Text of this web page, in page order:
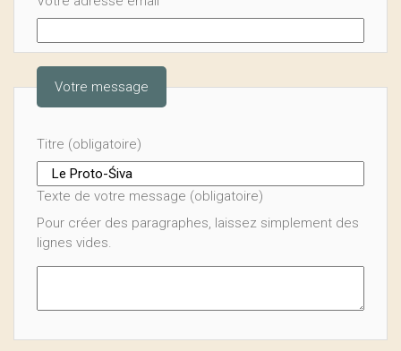
Votre message
Titre (obligatoire)
Texte de votre message (obligatoire)
Pour créer des paragraphes, laissez simplement des
lignes vides.